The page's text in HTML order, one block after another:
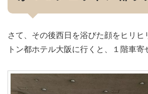
さて、その後西日を浴びた顔をヒリヒ
トン都ホテル大阪に行くと、１階車寄